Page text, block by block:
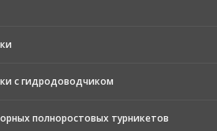
с гидродоводчиком
полноростовых турникетов